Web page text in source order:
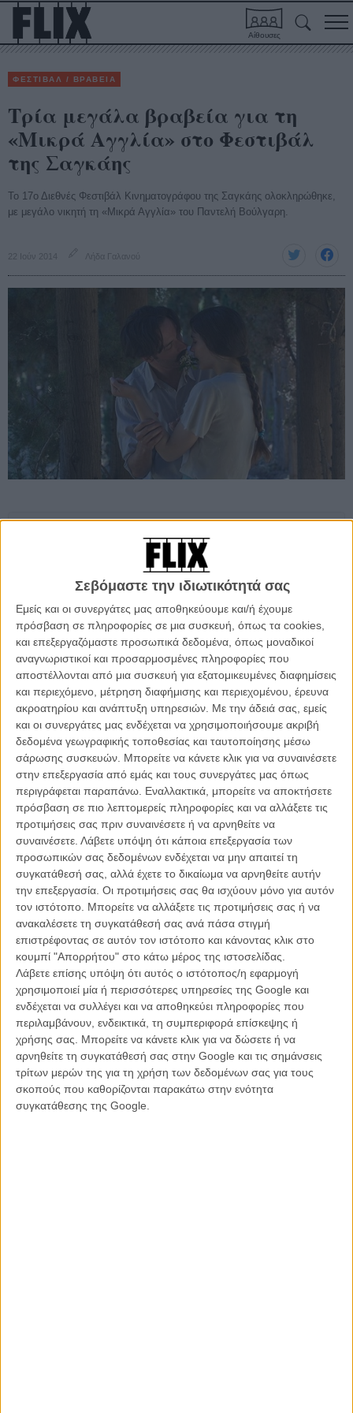
Σεβόμαστε την ιδιωτικότητά σας
Εμείς και οι συνεργάτες μας αποθηκεύουμε και/ή έχουμε
πρόσβαση σε πληροφορίες σε μια συσκευή, όπως τα cookies,
και επεξεργαζόμαστε προσωπικά δεδομένα, όπως μοναδικοί
αναγνωριστικοί και προσαρμοσμένες πληροφορίες που
αποστέλλονται από μια συσκευή για εξατομικευμένες διαφημίσεις
και περιεχόμενο, μέτρηση διαφήμισης και περιεχομένου, έρευνα
ακροατηρίου και ανάπτυξη υπηρεσιών. Με την άδειά σας, εμείς
και οι συνεργάτες μας ενδέχεται να χρησιμοποιήσουμε ακριβή
δεδομένα γεωγραφικής τοποθεσίας και ταυτοποίησης μέσω
σάρωσης συσκευών. Μπορείτε να κάνετε κλικ για να συναινέσετε
στην επεξεργασία από εμάς και τους συνεργάτες μας όπως
περιγράφεται παραπάνω. Εναλλακτικά, μπορείτε να αποκτήσετε
πρόσβαση σε πιο λεπτομερείς πληροφορίες και να αλλάξετε τις
προτιμήσεις σας πριν συναινέσετε ή να αρνηθείτε να
συναινέσετε. Λάβετε υπόψη ότι κάποια επεξεργασία των
προσωπικών σας δεδομένων ενδέχεται να μην απαιτεί τη
συγκατάθεσή σας, αλλά έχετε το δικαίωμα να αρνηθείτε αυτήν
την επεξεργασία. Οι προτιμήσεις σας θα ισχύουν μόνο για αυτόν
τον ιστότοπο. Μπορείτε να αλλάξετε τις προτιμήσεις σας ή να
ανακαλέσετε τη συγκατάθεσή σας ανά πάσα στιγμή
επιστρέφοντας σε αυτόν τον ιστότοπο και κάνοντας κλικ στο
κουμπί "Απορρήτου" στο κάτω μέρος της ιστοσελίδας.
Λάβετε επίσης υπόψη ότι αυτός ο ιστότοπος/η εφαρμογή
χρησιμοποιεί μία ή περισσότερες υπηρεσίες της Google και
ενδέχεται να συλλέγει και να αποθηκεύει πληροφορίες που
περιλαμβάνουν, ενδεικτικά, τη συμπεριφορά επίσκεψης ή
χρήσης σας. Μπορείτε να κάνετε κλικ για να δώσετε ή να
αρνηθείτε τη συγκατάθεσή σας στην Google και τις σημάνσεις
τρίτων μερών της για τη χρήση των δεδομένων σας για τους
σκοπούς που καθορίζονται παρακάτω στην ενότητα
συγκατάθεσης της Google.
Αίθουσες
ΦΕΣΤΙΒΑΛ / ΒΡΑΒΕΙΑ
Τρία μεγάλα βραβεία για τη
«Μικρά Αγγλία» στο Φεστιβάλ
της Σαγκάης
Το 17ο Διεθνές Φεστιβάλ Κινηματογράφου της Σαγκάης ολοκληρώθηκε,
με μεγάλο νικητή τη «Μικρά Αγγλία» του Παντελή Βούλγαρη.
22 Ιούν 2014 Λήδα Γαλανού
Προσθέστε το Flix στις προτιμήσεις σας στο
Google
Πριν λίγη ώρα ολοκληρώθηκε το 17ο Διεθνές Φεστιβάλ
Κινηματογράφου της Σαγκάης, με την τελετή λήξης και τα βραβεία
για τα παράλληλα τμήματα και το Διαγωνιστικό Πρόγραμμα των 15
ταινιών που διεκδίκησαν τα Χρυσά Κύπελλα του Φεστιβάλ. Η
«Μικρά Αγγλία» του Παντελή Βούλγαρη θριάμβευσε στη
διοργάνωση, αποσπώντας το
Βραβείο Καλύτερης Ταινίας
Βραβείο Σκηνοθεσίας
και το Βραβείο Γυναικείας Ερμηνείας
την Πηνελόπη Τσιλίκα. Στα υπόλοιπα βραβεία του Φεστιβάλ, το
Ειδικό Βραβείο της Επιτροπής απονεμήθηκε στη μοναδική κινεζική
ταινία του Προγράμματος, το «The Uncle Victory» του Ζανγκ Μενγκ,
το Βραβείο Σεναρίου στους Σιρίλ Γκέλι και Φόλκερ Σλέντορφ για το
«Diplomacy», το Βραβείο Ανδρικής Ερμηνείας στον Βιτάγια
Πάνσρινγκαρμ για το «The Last Executioner» του Τομ Γουόλερ, το
Βραβείο Φωτογραφίας στον Λούο Παν για το «The Sacred Arrow»
και το Βραβείο Μουσικής στον Γκρεγκ Αλεξάντερ για το «Begin
Again». Η Κριτική Επιτροπή είχε ως Πρόεδρο την Γκονγκ Λι, πρώτη
γυναίκα που ανέλαβε τη θέση αυτή στην ιστορία του θεσμού και ως
μέλη τον Κορεάτη σκηνοθέτη Ιμ Σανγκ-σου, τη Βρετανίδα
σκηνοθέτη Σάλι Πότερ, τη Δανή σκηνοθέτη Λόνε Σέρφιγκ, τον Κινέζο
σκηνοθέτη Λιου Ζιέ, τον Ιρανό ηθοποιό Πεϊμάν Μοαντί και τον
Ιάπωνα σκηνοθέτη Σούντζι Ιγουάι.
Διαβάστε περισσότερα για το 17ο Διεθνές Φεστιβάλ
Κινηματογράφου της Σαγκάης στο επίσημο website της
διοργάνωσης.
Διαβάστε ακόμη
«Μικρά Αγγλία» του Παντελή Βούλγαρη: Ολοι οι συντελεστές,
στην κάμερα του Flix
Οι υποψήφιοι για τα βραβεία της Ελληνικής Ακαδημίας
Κινηματογράφου 2014 στο φακό του Flix